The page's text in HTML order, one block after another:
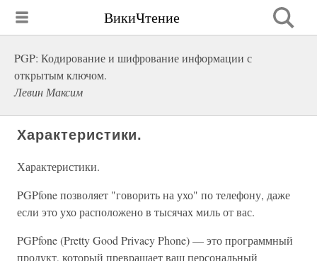
ВикиЧтение
PGP: Кодирование и шифрование информации с
открытым ключом.
Левин Максим
Характеристики.
Характеристики.
PGPfone позволяет "говорить на ухо" по телефону, даже
если это ухо расположено в тысячах миль от вас.
PGPfone (Pretty Good Privacy Phone) — это программный
продукт, который превращает ваш персональный